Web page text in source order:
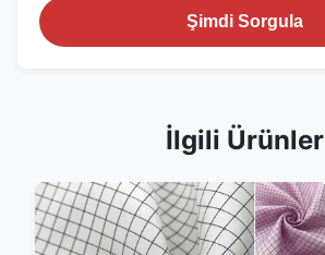
Şimdi Sorgula
İlgili Ürünler